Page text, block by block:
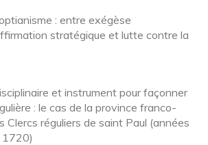
: entre exégèse
stratégique et lutte contre la
et instrument pour façonner
: le cas de la province franco-
Clercs réguliers de saint Paul (années
1720)